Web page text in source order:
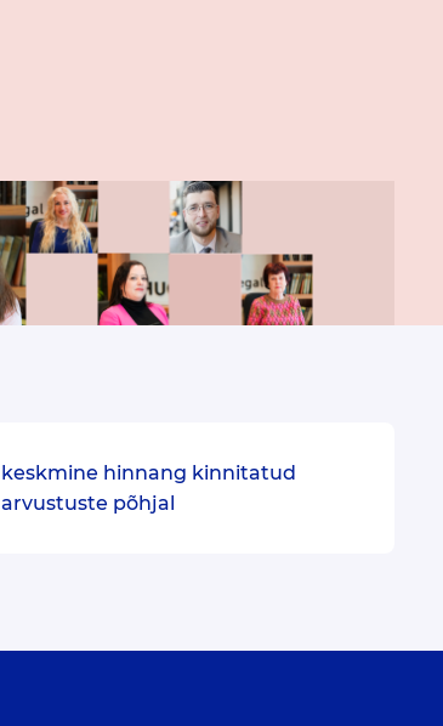
keskmine hinnang kinnitatud
arvustuste põhjal